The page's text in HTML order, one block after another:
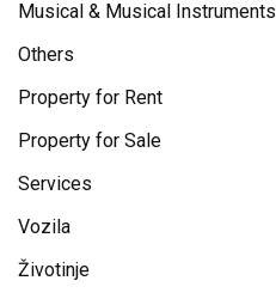
Musical & Musical Instruments
Others
Property for Rent
Property for Sale
Services
Vozila
Životinje